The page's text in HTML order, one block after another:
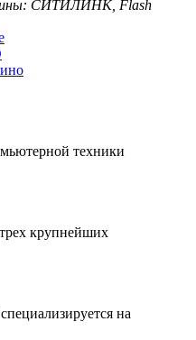
техники
крупнейших
на